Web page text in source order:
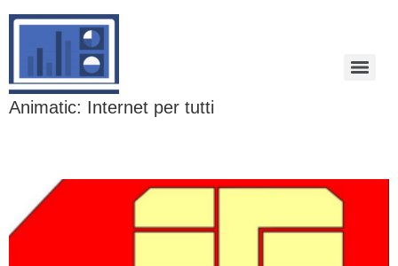
Animatic: Internet per tutti